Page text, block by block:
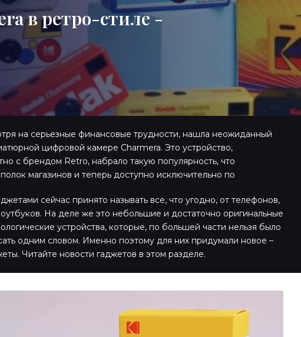
в ретро-стиле -
на серьезные финансовые трудности, нашла неожиданный
цифровой камере Charmera. Это устройство,
с брендом Retro, набрало такую популярность, что
магазинов и теперь доступно исключительно по
сейчас принято называть все, что угодно, от телефонов,
На деле же это небольшие и достаточно оригинальные
устройства, которые, по большей части нельзя было
одним словом. Именно поэтому для них придумали новое –
Читайте новости гаджетов в этом разделе.